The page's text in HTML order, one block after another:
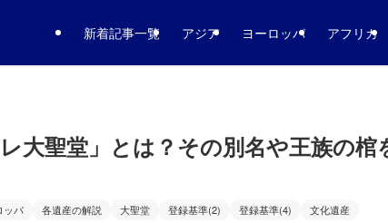
新着記事一覧 アジア ヨーロッパ アフリカ
大聖堂」とは？その別名や王族の棺
ッパ 各遺産の解説 大聖堂 登録基準(2) 登録基準(4) 文化遺産